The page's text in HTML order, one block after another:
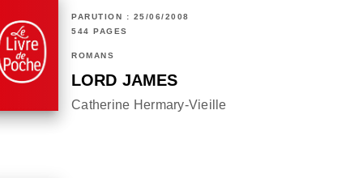
PARUTION : 25/06/2008
544 PAGES
ROMANS
LORD JAMES
Catherine Hermary-Vieille